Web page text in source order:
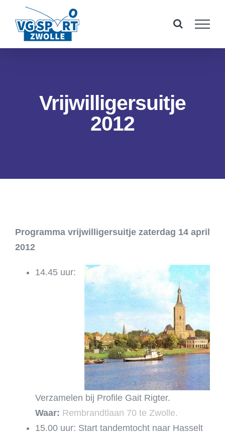
naar
Vrijwilligersuitje
2012
Programma vrijwilligersuitje zaterdag 14 april
2012
14.45 uur:
Verzamelen bij Profile Gait Rigter.
Waar: Rembrandtlaan 70 te Zwolle.
15.00 uur: Start tandemtocht naar Hasselt